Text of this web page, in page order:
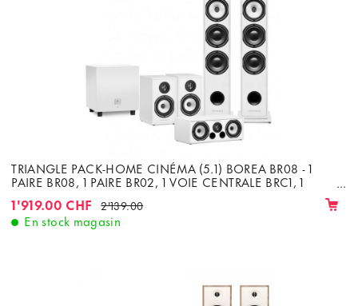
TRIANGLE PACK-HOME CINÉMA (5.1) BOREA BR08 - 1
PAIRE BR08, 1 PAIRE BR02, 1 VOIE CENTRALE BRC1, 1
SUBWOOFER TALES 340
1'919.00 CHF 2'139.00
En stock magasin